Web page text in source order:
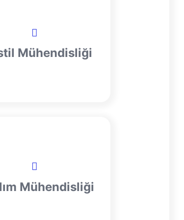
Mühendisliği
Mühendisliği